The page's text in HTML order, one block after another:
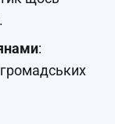
:
громадських